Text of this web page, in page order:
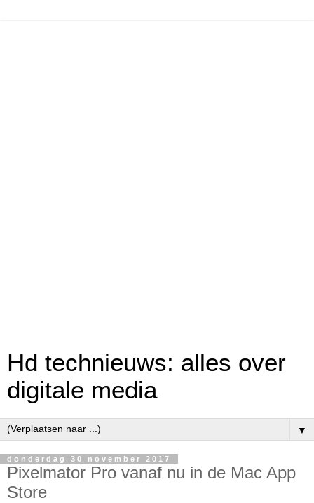
Hd technieuws: alles over
digitale media
▼
donderdag 30 november 2017
Pixelmator Pro vanaf nu in de Mac App
Store